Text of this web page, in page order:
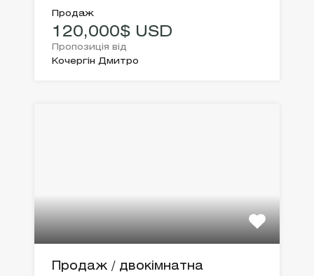
Продаж
120,000$ USD
Пропозиція від
Кочергін Дмитро
Продаж / двокімнатна